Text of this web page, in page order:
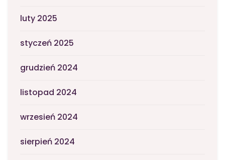
luty 2025
styczeń 2025
grudzień 2024
listopad 2024
wrzesień 2024
sierpień 2024